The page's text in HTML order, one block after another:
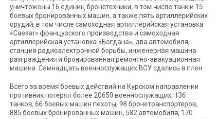
уничтожены 16 единиц бронетехники, в том числе танк и 15
боевых бронированных машин, а также пять артиллерийских
орудий, в том числе самоходная артиллерийская установка
«Caesar» французского производства и самоходная
артиллерийская установка «Богдана», два автомобиля,
станция радиоэлектронной борьбы, инженерная машина
разграждения и бронированная ремонтно-эвакуационная
машина. Семнадцать военнослужащих ВСУ сдались в плен.
Всего за время боевых действий на Курском направлении
противник потерял более 20650 военнослужащих, 136
танков, 66 боевых машин пехоты, 98 бронетранспортеров,
885 боевых бронированных машин, 582 автомобиля, 170